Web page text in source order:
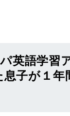
英語学習
子が１年